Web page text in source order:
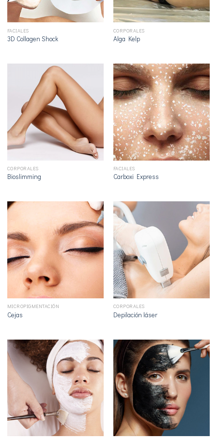
FACIALES
3D Collagen Shock
CORPORALES
Alga Kelp
CORPORALES
Bioslimming
FACIALES
Carboxi Express
MICROPIGMENTACIÓN
Cejas
CORPORALES
Depilación láser